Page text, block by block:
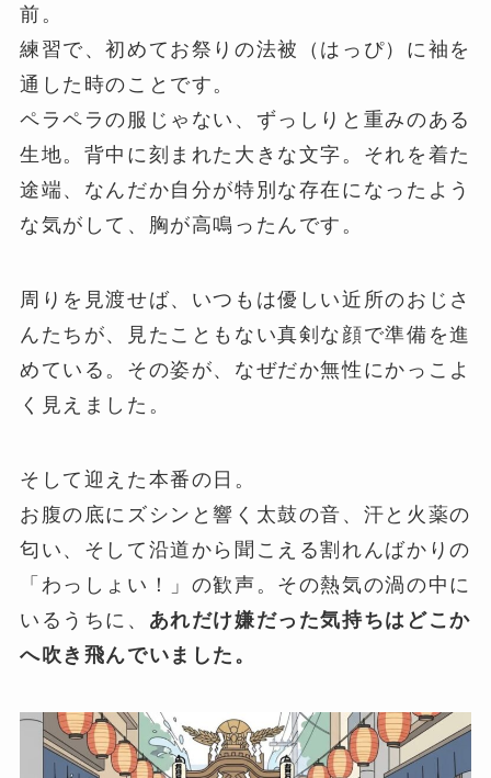
前。
練習で、初めてお祭りの法被（はっぴ）に袖を
通した時のことです。
ペラペラの服じゃない、ずっしりと重みのある
生地。背中に刻まれた大きな文字。それを着た
途端、なんだか自分が特別な存在になったよう
な気がして、胸が高鳴ったんです。
周りを見渡せば、いつもは優しい近所のおじさ
んたちが、見たこともない真剣な顔で準備を進
めている。その姿が、なぜだか無性にかっこよ
く見えました。
そして迎えた本番の日。
お腹の底にズシンと響く太鼓の音、汗と火薬の
匂い、そして沿道から聞こえる割れんばかりの
「わっしょい！」の歓声。その熱気の渦の中に
いるうちに、 あれだけ嫌だった気持ちはどこか
へ吹き飛んでいました。